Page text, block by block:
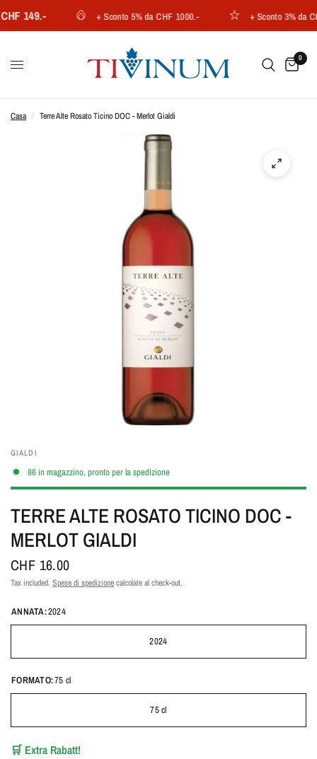
149.- + Sconto 5% da CHF 1000.- + Sconto 3% da
0
Casa / Terre Alte Rosato Ticino DOC - Merlot Gialdi
GIALDI
86 in magazzino, pronto per la spedizione
TERRE ALTE ROSATO TICINO DOC -
MERLOT GIALDI
CHF 16.00
Tax included. Spese di spedizionecalcolate al check-out.
ANNATA:2024
2024
FORMATO:75 cl
75 cl
🛒 Extra Rabatt!